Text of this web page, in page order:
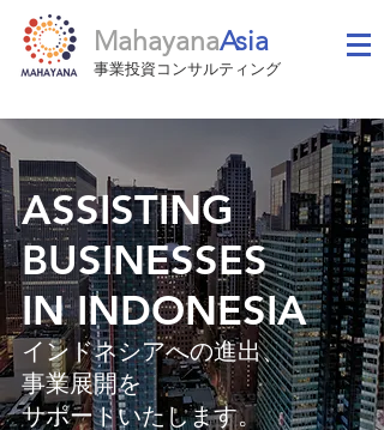
MahayanaAsia
事業投資コンサルティング
ASSISTING
BUSINESSES
IN INDONESIA
​インドネシアへの進出、
事業展開を
サポート​いたします。